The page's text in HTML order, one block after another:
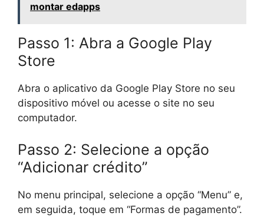
montar edapps
Passo 1: Abra a Google Play
Store
Abra o aplicativo da Google Play Store no seu
dispositivo móvel ou acesse o site no seu
computador.
Passo 2: Selecione a opção
“Adicionar crédito”
No menu principal, selecione a opção “Menu” e,
em seguida, toque em “Formas de pagamento”.